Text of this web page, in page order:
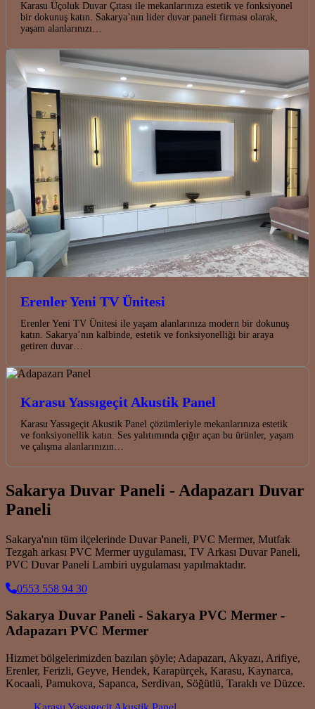
Karasu Üçoluk Duvar Çıtası ile mekanlarınıza estetik ve fonksiyonel
bir dokunuş katın. Sakarya’nın lider duvar paneli firması olarak,
yaşam alanlarınızı…
Erenler Yeni TV Ünitesi
Erenler Yeni TV Ünitesi ile yaşam alanlarınıza modern bir dokunuş
katın. Sakarya’nın kalbinde, estetik ve fonksiyonelliği bir araya
getiren duvar…
Karasu Yassıgeçit Akustik Panel
Karasu Yassıgeçit Akustik Panel çözümleriyle mekanlarınıza estetik
ve fonksiyonellik katın. Ses yalıtımında çığır açan bu ürünler, yaşam
ve çalışma alanlarınızın…
Sakarya Duvar Paneli - Adapazarı Duvar
Paneli
Sakarya'nın tüm ilçelerinde Duvar Paneli, PVC Mermer, Mutfak
Tezgah arkası PVC Mermer uygulaması, TV Arkası Duvar Paneli,
PVC Duvar Paneli Lambiri uygulaması yapılmaktadır.
0553 558 94 30
Sakarya Duvar Paneli - Sakarya PVC Mermer -
Adapazarı PVC Mermer
Hizmet bölgelerimizden bazıları şöyle; Adapazarı, Akyazı, Arifiye,
Erenler, Ferizli, Geyve, Hendek, Karapürçek, Karasu, Kaynarca,
Kocaali, Pamukova, Sapanca, Serdivan, Söğütlü, Taraklı ve Düzce.